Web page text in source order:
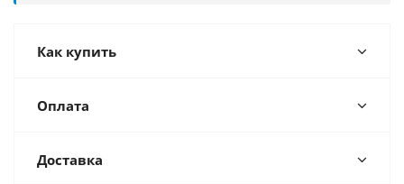
Как купить
Оплата
Доставка